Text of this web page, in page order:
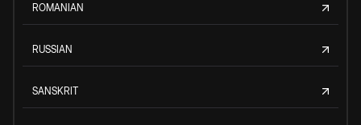
ROMANIAN
RUSSIAN
SANSKRIT